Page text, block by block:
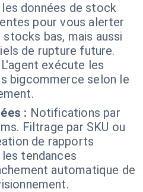
données de stock
pour vous alerter
bas, mais aussi
de rupture future.
L'agent exécute les
bigcommerce selon le
: Notifications par
Filtrage par SKU ou
de rapports
tendances
automatique de